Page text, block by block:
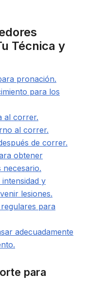
Técnica y
pronación.
para los
al correr.
al correr.
de correr.
obtener
necesario.
y
lesiones.
para
adecuadamente
para